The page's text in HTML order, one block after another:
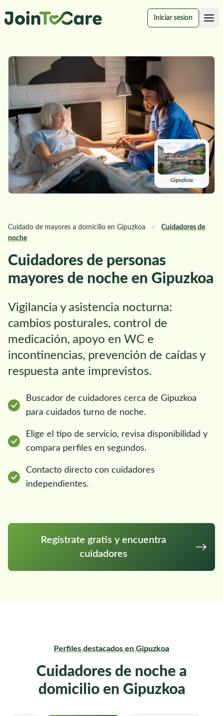
Iniciar sesion
Cuidado de mayores a domicilio en Gipuzkoa >
Cuidadores de
noche
Cuidadores de personas
mayores de noche en Gipuzkoa
Vigilancia y asistencia nocturna:
cambios posturales, control de
medicación, apoyo en WC e
incontinencias, prevención de caídas y
respuesta ante imprevistos.
Buscador de cuidadores cerca de Gipuzkoa
para cuidados turno de noche.
Elige el tipo de servicio, revisa disponibilidad y
compara perfiles en segundos.
Contacto directo con cuidadores
independientes.
Regístrate gratis y encuentra
cuidadores
Gipuzkoa
Perfiles destacados en Gipuzkoa
Cuidadores de noche a
domicilio en Gipuzkoa